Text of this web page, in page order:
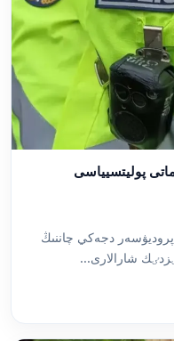
پوليتسيياسى
دجەكي چاننىڭ
شارالارى...